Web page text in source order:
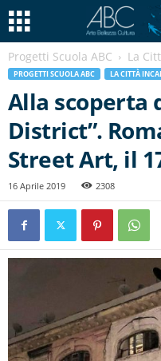
Progetti Scuola ABC La
PROGETTI SCUOLA ABC LA CITTÀ
Alla scoperta
District”.
Street Art, il
16 Aprile 2019 2308